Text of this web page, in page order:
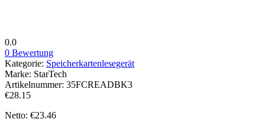
0.0
0 Bewertung
Kategorie: Speicherkartenlesegerät
Marke: StarTech
Artikelnummer: 35FCREADBK3
€28.15
Netto: €23.46